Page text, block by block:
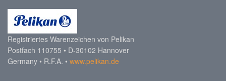
Registriertes Warenzeichen von Pelikan
Postfach 110755 • D-30102 Hannover
Germany • R.F.A. • www.pelikan.de